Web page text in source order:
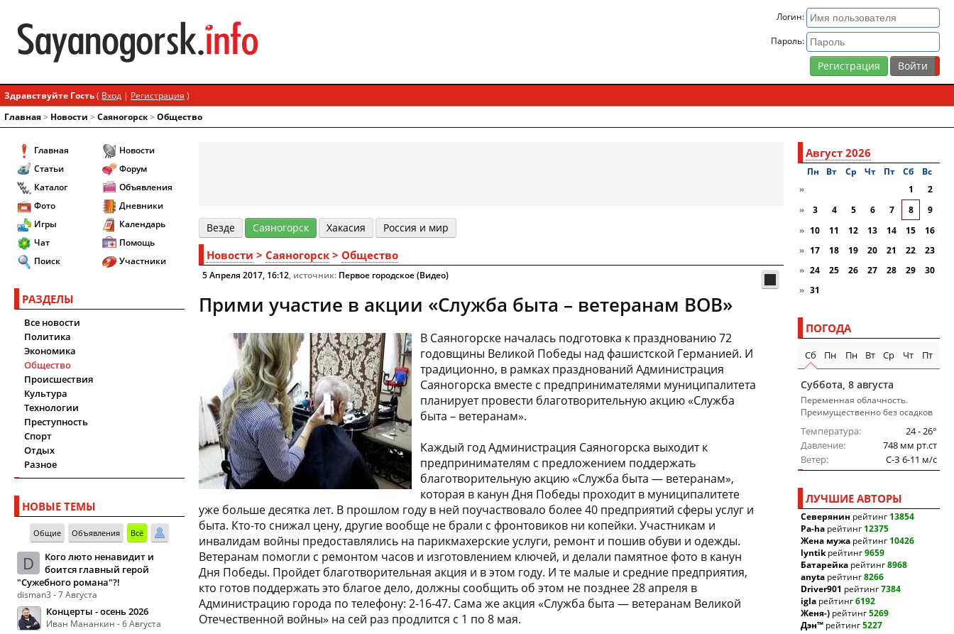
Логин:
Пароль:
Регистрация
Здравствуйте Гость( Вход | Регистрация )
Главная> Новости > Cаяногорск> Общество
Главная
Статьи
Каталог
Фото
Игры
Чат
Поиск
Новости
Форум
Объявления
Дневники
Календарь
Помощь
Участники
РАЗДЕЛЫ
Все новости
Политика
Экономика
Общество
Происшествия
Культура
Технологии
Преступность
Спорт
Отдых
Разное
НОВЫЕ ТЕМЫ
Общие Объявления Всё
D
Кого люто ненавидит и
боится главный герой
"Сужебного романа"?!
disman3 - 7 Августа
Концерты - осень 2026
Иван Мананкин - 6 Августа
Везде Cаяногорск Хакасия Россия и мир
Новости > Cаяногорск > Общество
5 Апреля 2017, 16:12, источник: Первое городское (Видео)
Прими участие в акции «Служба быта – ветеранам ВОВ»
В Саяногорске началась подготовка к празднованию 72
годовщины Великой Победы над фашистской Германией. И
традиционно, в рамках празднований Администрация
Саяногорска вместе с предпринимателями муниципалитета
планирует провести благотворительную акцию «Служба
быта – ветеранам».
Каждый год Администрация Саяногорска выходит к
предпринимателям с предложением поддержать
благотворительную акцию «Служба быта — ветеранам»,
которая в канун Дня Победы проходит в муниципалитете
уже больше десятка лет. В прошлом году в ней поучаствовало более 40 предприятий сферы услуг и
быта. Кто-то снижал цену, другие вообще не брали с фронтовиков ни копейки. Участникам и
инвалидам войны предоставлялись на парикмахерские услуги, ремонт и пошив обуви и одежды.
Ветеранам помогли с ремонтом часов и изготовлением ключей, и делали памятное фото в канун
Дня Победы. Пройдет благотворительная акция и в этом году. И те малые и средние предприятия,
кто готов поддержать это благое дело, должны сообщить об этом не позднее 28 апреля в
Администрацию города по телефону: 2-16-47. Сама же акция «Служба быта — ветеранам Великой
Отечественной войны» на сей раз продлится с 1 по 8 мая.
Август 2026
Пн Вт Ср Чт Пт Сб
Вc
»
1
2
»
3 4 5 6 7 8
9
» 10 11 12 13 14 15
16
» 17 18 19 20 21 22
23
» 24 25 26 27 28 29
30
» 31
ПОГОДА
Сб Пн Пн Вт Ср Чт Пт
Суббота, 8 августа
Переменная облачность.
Преимущественно без осадков
Температура
24 - 26°
Давление
748 мм рт.ст
Ветер
C-З 6-11 м/c
ЛУЧШИЕ АВТОРЫ
Северянин рейтинг 13854
Pa-ha рейтинг 12375
Жена мужа рейтинг 10426
lyntikрейтинг9659
Батарейка рейтинг8968
anyta рейтинг8266
Driver901 рейтинг7384
igla рейтинг6192
Женя-) рейтинг5269
Дэн™ рейтинг5227